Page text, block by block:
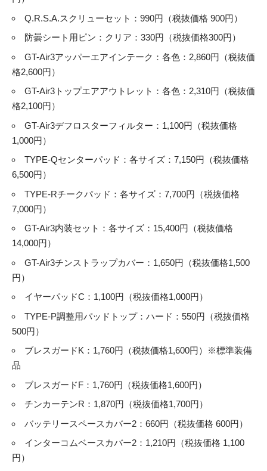
Q.R.S.A.スクリューセット：990円（税抜価格 900円）
防曇シート用ピン：クリア：330円（税抜価格300円）
GT-Air3アッパーエアインテーク：各色：2,860円（税抜価
格2,600円）
GT-Air3トップエアアウトレット：各色：2,310円（税抜価
格2,100円）
GT-Air3デフロスターフィルター：1,100円（税抜価格
1,000円）
TYPE-Qセンターパッド：各サイズ：7,150円（税抜価格
6,500円）
TYPE-Rチークパッド：各サイズ：7,700円（税抜価格
7,000円）
GT-Air3内装セット：各サイズ：15,400円（税抜価格
14,000円）
GT-Air3チンストラップカバー：1,650円（税抜価格1,500
円）
イヤーパッドC：1,100円（税抜価格1,000円）
TYPE-P調整用パッドトップ：ハード：550円（税抜価格
500円）
ブレスガードK：1,760円（税抜価格1,600円）※標準装備
品
ブレスガードF：1,760円（税抜価格1,600円）
チンカーテンR：1,870円（税抜価格1,700円）
バッテリースペースカバー2：660円（税抜価格 600円）
インターコムベースカバー2：1,210円（税抜価格 1,100
円）